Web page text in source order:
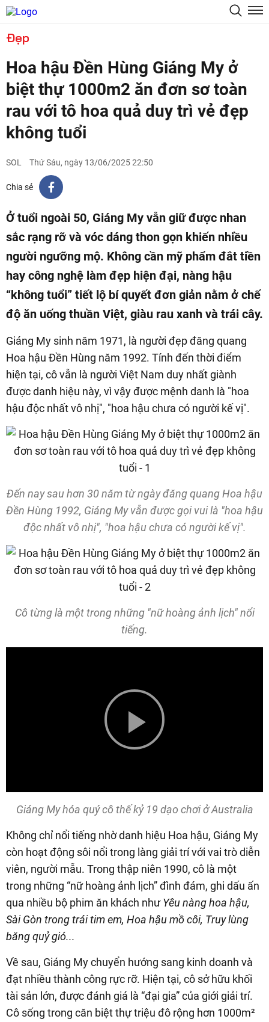
Đẹp
Hoa hậu Đền Hùng Giáng My ở
biệt thự 1000m2 ăn đơn sơ toàn
rau với tô hoa quả duy trì vẻ đẹp
không tuổi
SOL Thứ Sáu, ngày 13/06/2025 22:50
Chia sẻ
Ở tuổi ngoài 50, Giáng My vẫn giữ được nhan
sắc rạng rỡ và vóc dáng thon gọn khiến nhiều
người ngưỡng mộ. Không cần mỹ phẩm đắt tiền
hay công nghệ làm đẹp hiện đại, nàng hậu
“không tuổi” tiết lộ bí quyết đơn giản nằm ở chế
độ ăn uống thuần Việt, giàu rau xanh và trái cây.
Giáng My sinh năm 1971, là người đẹp đăng quang
Hoa hậu Đền Hùng năm 1992. Tính đến thời điểm
hiện tại, cô vẫn là người Việt Nam duy nhất giành
được danh hiệu này, vì vậy được mệnh danh là "hoa
hậu độc nhất vô nhị", "hoa hậu chưa có người kế vị".
Đến nay sau hơn 30 năm từ ngày đăng quang Hoa hậu
Đền Hùng 1992, Giáng My vẫn được gọi vui là "hoa hậu
độc nhất vô nhị", "hoa hậu chưa có người kế vị".
Cô từng là một trong những "nữ hoàng ảnh lịch" nổi
tiếng.
Play
Video
Giáng My hóa quý cô thế kỷ 19 dạo chơi ở Australia
Không chỉ nổi tiếng nhờ danh hiệu Hoa hậu, Giáng My
còn hoạt động sôi nổi trong làng giải trí với vai trò diễn
viên, người mẫu. Trong thập niên 1990, cô là một
trong những “nữ hoàng ảnh lịch” đình đám, ghi dấu ấn
qua nhiều bộ phim ăn khách nhưYêu nàng hoa hậu,
Sài Gòn trong trái tim em, Hoa hậu mồ côi, Truy lùng
băng quỷ gió...
Về sau, Giáng My chuyển hướng sang kinh doanh và
đạt nhiều thành công rực rỡ. Hiện tại, cô sở hữu khối
tài sản lớn, được đánh giá là “đại gia” của giới giải trí.
Cô sống trong căn biệt thự triệu đô rộng hơn 1000m²